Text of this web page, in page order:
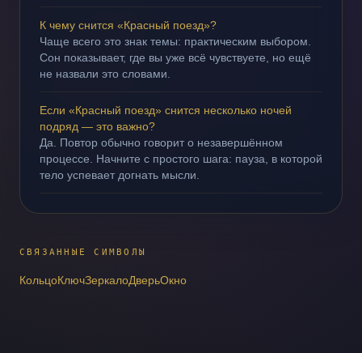
К чему снится «Красный поезд»?
Чаще всего это знак темы: практическим выбором.
Сон показывает, где вы уже всё чувствуете, но ещё
не назвали это словами.
Если «Красный поезд» снится несколько ночей
подряд — это важно?
Да. Повтор обычно говорит о незавершённом
процессе. Начните с простого шага: пауза, в которой
тело успевает догнать мысли.
СВЯЗАННЫЕ СИМВОЛЫ
КольцоКлючЗеркалоДверьОкно